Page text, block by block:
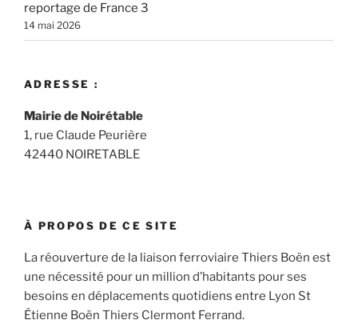
reportage de France 3
14 mai 2026
ADRESSE :
Mairie de Noirétable
1, rue Claude Peurière
42440 NOIRETABLE
À PROPOS DE CE SITE
La réouverture de la liaison ferroviaire Thiers Boën est
une nécessité pour un million d’habitants pour ses
besoins en déplacements quotidiens entre Lyon St
Étienne Boën Thiers Clermont Ferrand.